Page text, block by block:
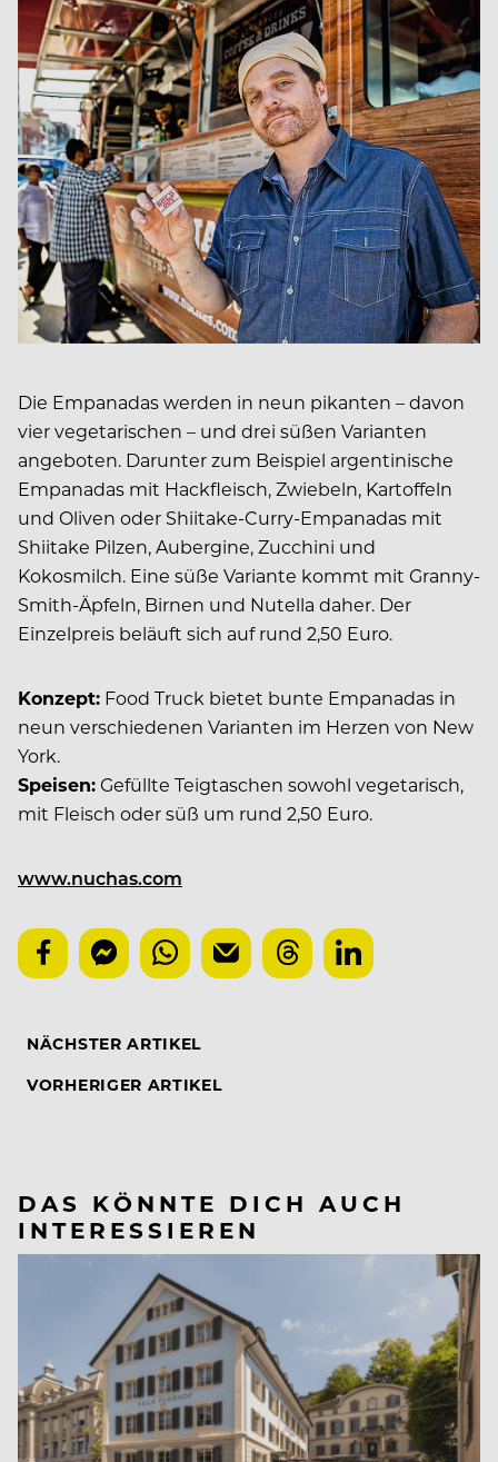
Die Empanadas werden in neun pikanten – davon
vier vegetarischen – und drei süßen Varianten
angeboten. Darunter zum Beispiel argentinische
Empanadas mit Hackfleisch, Zwiebeln, Kartoffeln
und Oliven oder Shiitake-Curry-Empanadas mit
Shiitake Pilzen, Aubergine, Zucchini und
Kokosmilch. Eine süße Variante kommt mit Granny-
Smith-Äpfeln, Birnen und Nutella daher. Der
Einzelpreis beläuft sich auf rund 2,50 Euro.
Konzept: Food Truck bietet bunte Empanadas in
neun verschiedenen Varianten im Herzen von New
York.
Speisen:Gefüllte Teigtaschen sowohl vegetarisch,
mit Fleisch oder süß um rund 2,50 Euro.
www.nuchas.com
NÄCHSTER ARTIKEL
VORHERIGER ARTIKEL
DAS KÖNNTE DICH AUCH
INTERESSIEREN